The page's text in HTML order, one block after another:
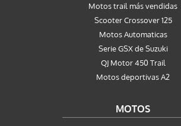
Motos trail más vendidas
Scooter Crossover 125
Motos Automaticas
Serie GSX de Suzuki
QJ Motor 450 Trail
Motos deportivas A2
MOTOS